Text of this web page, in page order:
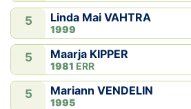
5 Linda Mai VAHTRA
1999
5 Maarja KIPPER
1981 ERR
5 Mariann VENDELIN
1995